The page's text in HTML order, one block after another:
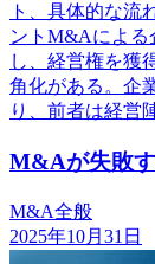
ト、具体的な流
ントM&Aによる
し、経営権を獲
角化がある。企
り、前者は経営
M&Aが失敗
M&A全般
2025年10月31日